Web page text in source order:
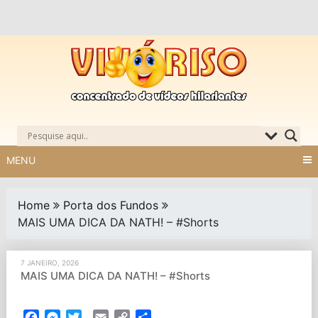
MENU
Home
Porta dos Fundos
MAIS UMA DICA DA NATH! – #Shorts
7 JANEIRO, 2026
MAIS UMA DICA DA NATH! – #Shorts